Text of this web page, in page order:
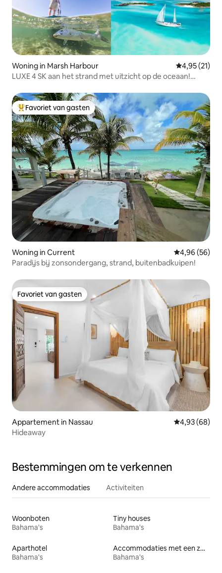
Woning in Marsh Harbour Gemiddelde
4,95 (21)
LUXE 4 SK aan het strand met uitzicht op de oceaan!
Topfavoriet van gasten
Favoriet van gasten
Woning in Current Gemiddelde
4,96 (56)
Paradijs bij zonsondergang, strand, buitenbadkuipen!
Favoriet van gasten
Favoriet van gasten
Appartement in Nassau Gemiddelde
4,93 (68)
Hideaway
Bestemmingen om te verkennen
Andere accommodaties Activiteiten
Woonboten
Bahama's
Tiny houses
Bahama's
Aparthotel
Bahama's
Accommodaties met een zwembad
Bahama's